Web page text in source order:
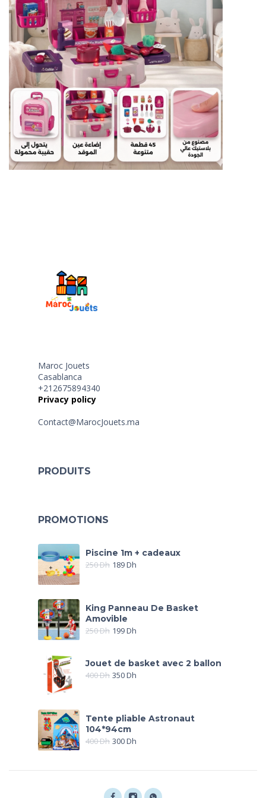
Maroc Jouets
Casablanca
+212675894340
Privacy policy
Contact@MarocJouets.ma
PRODUITS
PROMOTIONS
Piscine 1m + cadeaux
250Dh 189Dh
King Panneau De Basket
Amovible
250Dh 199Dh
Jouet de basket avec 2 ballon
400Dh 350Dh
Tente pliable Astronaut
104*94cm
400Dh 300Dh